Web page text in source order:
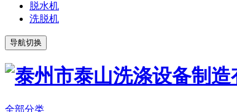
脱水机
洗脱机
导航切换
全部分类